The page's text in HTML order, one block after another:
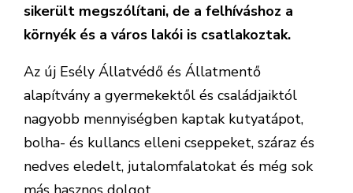
sikerült megszólítani, de a felhíváshoz a
környék és a város lakói is csatlakoztak.
Az új Esély Állatvédő és Állatmentő
alapítvány a gyermekektől és családjaiktól
nagyobb mennyiségben kaptak kutyatápot,
bolha- és kullancs elleni cseppeket, száraz és
nedves eledelt, jutalomfalatokat és még sok